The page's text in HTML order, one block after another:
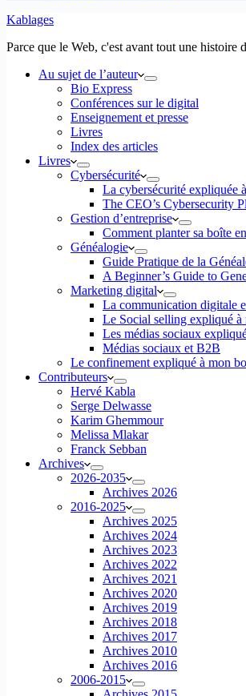
Kablages
Parce que le Web, c'est avant tout une histoire
Au sujet de l’auteur
Bio Express
Conférences sur le digital
Enseignement et presse
Livres
Index des articles
Livres
Cybersécurité
La cybersécurité expliquée
The CEO’s Cybersecurity
Gestion d’entreprise
Comment planter sa boîte
Généalogie
Guide Pratique de la
A Beginner’s Guide to
Marketing digital
La communication digitale
Le Social selling expliqué à
Les médias sociaux
Médias sociaux et B2B
Le confinement expliqué à mon
Contributeurs
Hervé Kabla
Serge Delwasse
Karim Ghemmour
Melissa Mlakar
Franck Sebban
Archives
2026-2035
Archives 2026
2016-2025
Archives 2025
Archives 2024
Archives 2023
Archives 2022
Archives 2021
Archives 2020
Archives 2019
Archives 2018
Archives 2017
Archives 2010
Archives 2016
2006-2015